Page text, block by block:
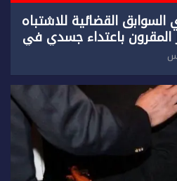
القضائية للاشتباه
المقرون باعتداء جسدي في